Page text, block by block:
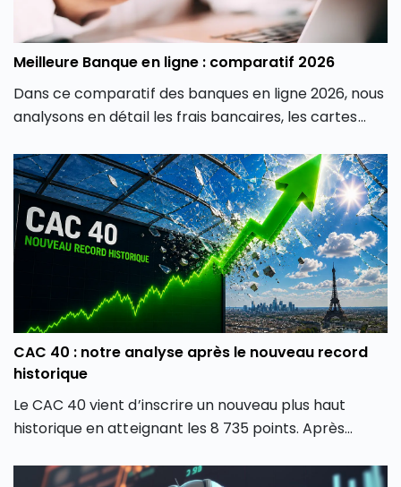
Meilleure Banque en ligne : comparatif 2026
Dans ce comparatif des banques en ligne 2026, nous
analysons en détail les frais bancaires, les cartes
d’investissement, les crédits et la qualité de service
afin de vous aider à identifier la banque en ligne la
plus adaptée à votre profil.
CAC 40 : notre analyse après le nouveau record
historique
Le CAC 40 vient d’inscrire un nouveau plus haut
historique en atteignant les 8 735 points. Après
parisien semble avoir retrouvé une dynamique